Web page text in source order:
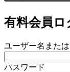
有料会員ロ
ユーザー名また
パスワード